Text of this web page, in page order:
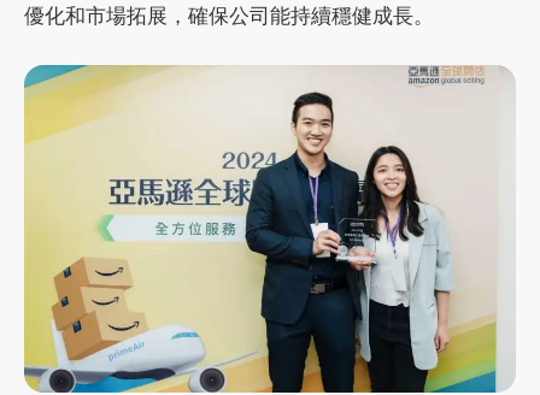
優化和市場拓展，確保公司能持續穩健成長。